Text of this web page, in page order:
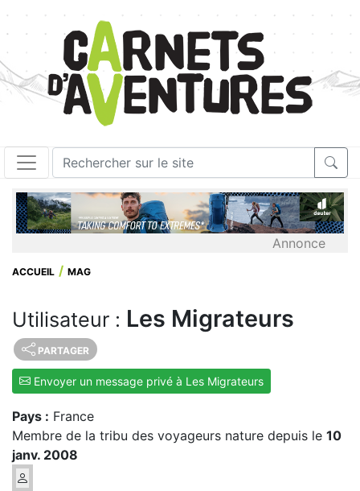
Annonce
ACCUEIL MAG
Utilisateur : Les Migrateurs
PARTAGER
Envoyer un message privé à Les Migrateurs
Pays : France
Membre de la tribu des voyageurs nature depuis le 10
janv. 2008